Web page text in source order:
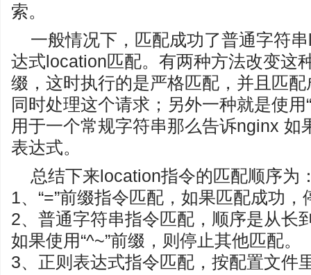
索。
一般情况下，匹配成功了普通字符
达式location匹配。有两种方法改变这
缀，这时执行的是严格匹配，并且匹
同时处理这个请求；另外一种就是使
用于一个常规字符串那么告诉nginx 如
表达式。
总结下来location指令的匹配顺序为
1、“=”前缀指令匹配，如果匹配成功，
2、普通字符串指令匹配，顺序是从长
如果使用“^~”前缀，则停止其他匹配。
3、正则表达式指令匹配，按配置文件